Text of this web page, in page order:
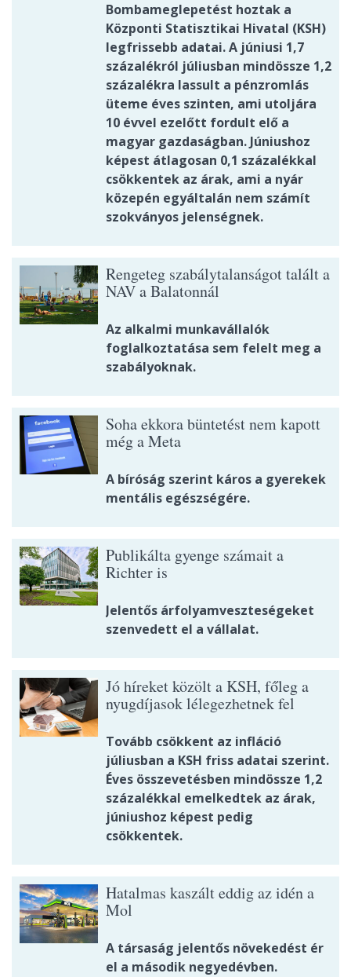
Bombameglepetést hoztak a
Központi Statisztikai Hivatal (KSH)
legfrissebb adatai. A júniusi 1,7
százalékról júliusban mindössze 1,2
százalékra lassult a pénzromlás
üteme éves szinten, ami utoljára
10 évvel ezelőtt fordult elő a
magyar gazdaságban. Júniushoz
képest átlagosan 0,1 százalékkal
csökkentek az árak, ami a nyár
közepén egyáltalán nem számít
szokványos jelenségnek.
Rengeteg szabálytalanságot talált a
NAV a Balatonnál
Az alkalmi munkavállalók
foglalkoztatása sem felelt meg a
szabályoknak.
Soha ekkora büntetést nem kapott
még a Meta
A bíróság szerint káros a gyerekek
mentális egészségére.
Publikálta gyenge számait a
Richter is
Jelentős árfolyamveszteségeket
szenvedett el a vállalat.
Jó híreket közölt a KSH, főleg a
nyugdíjasok lélegezhetnek fel
Tovább csökkent az infláció
júliusban a KSH friss adatai szerint.
Éves összevetésben mindössze 1,2
százalékkal emelkedtek az árak,
júniushoz képest pedig
csökkentek.
Hatalmas kaszált eddig az idén a
Mol
A társaság jelentős növekedést ér
el a második negyedévben.